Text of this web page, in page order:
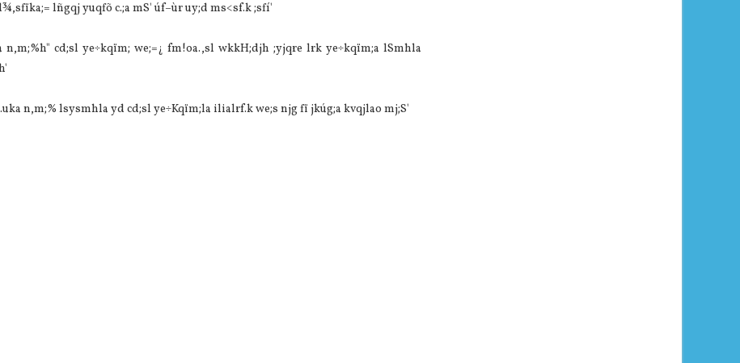
lñgqj yuqfõ c.;a mS' úf–ùr uy;d ms<sf.k ;sfí'
cd;sl ye÷kqïm; we;=¿ fm!oa.,sl wkkH;djh ;yjqre lrk ye÷kqïm;a lSmhla
n,m;‍% lsysmhla yd cd;sl ye÷Kqïm;la ilialrf.k we;s njg fï jkúg;a kvqjlao mj;S'